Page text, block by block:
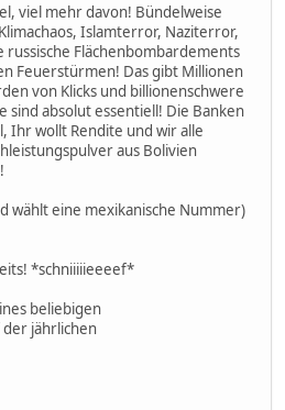
viel mehr davon! Bündelweise
Islamterror, Naziterror,
Flächenbombardements
Feuerstürmen! Das gibt Millionen
von Klicks und billionenschwere
sind absolut essentiell! Die Banken
Ihr wollt Rendite und wir alle
aus Bolivien
wählt eine mexikanische Nummer)
*schniiiiieeeef*
beliebigen
der jährlichen